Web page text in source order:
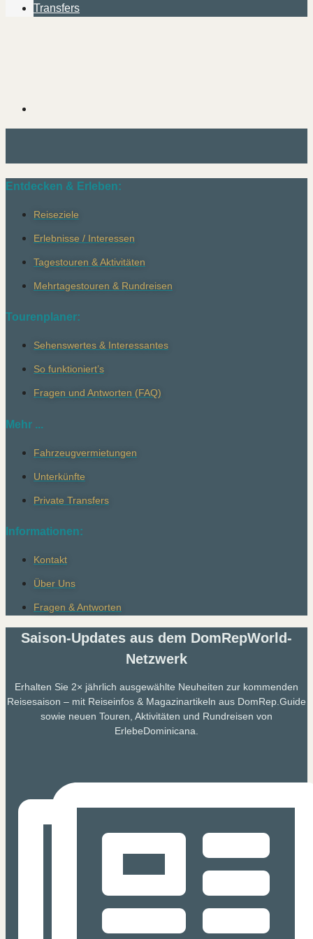
Transfers
Entdecken & Erleben:
Reiseziele
Erlebnisse / Interessen
Tagestouren & Aktivitäten
Mehrtagestouren & Rundreisen
Tourenplaner:
Sehenswertes & Interessantes
So funktioniert’s
Fragen und Antworten (FAQ)
Mehr ...
Fahrzeugvermietungen
Unterkünfte
Private Transfers
Informationen:
Kontakt
Über Uns
Fragen & Antworten
Saison-Updates aus dem DomRepWorld-
Netzwerk
Erhalten Sie 2× jährlich ausgewählte Neuheiten zur kommenden
Reisesaison – mit Reiseinfos & Magazinartikeln aus DomRep.Guide
sowie neuen Touren, Aktivitäten und Rundreisen von
ErlebeDominicana.